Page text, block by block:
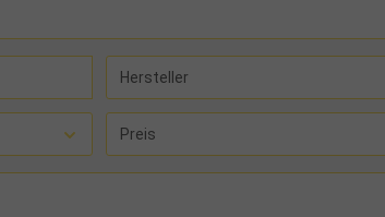
Hersteller
Preis